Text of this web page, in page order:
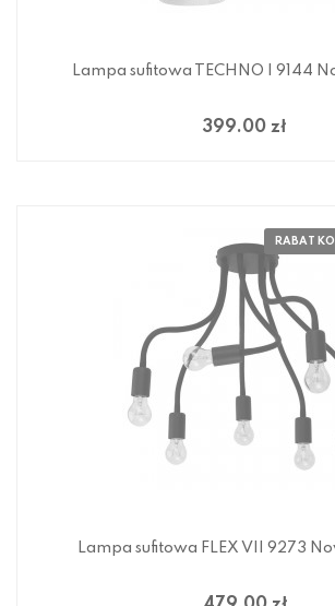
Lampa sufitowa TECHNO I 9144
399.00 zł
Lampa sufitowa FLEX VII 9273